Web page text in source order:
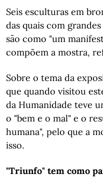
Seis esculturas em
das quais com
são como "um
compõem a mostra,
Sobre o tema da
que quando visitou
da Humanidade teve
o "bem e o mal" e o
humana", pelo que a
isso.
"Triunfo" tem como